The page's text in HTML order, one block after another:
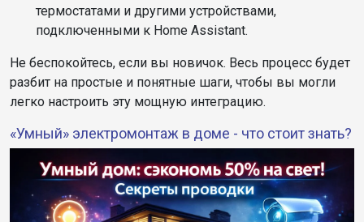
термостатами и другими устройствами,
подключенными к Home Assistant.
Не беспокойтесь, если вы новичок. Весь процесс будет
разбит на простые и понятные шаги, чтобы вы могли
легко настроить эту мощную интеграцию.
«Умный» электромонтаж в доме - что стоит знать?